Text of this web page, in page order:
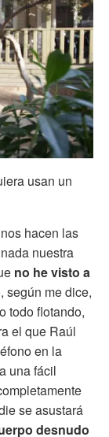
usan un
hacen las
nuestra
no he visto a
según me dice,
todo flotando,
el que Raúl
en la
una fácil
se asustará
desnudo